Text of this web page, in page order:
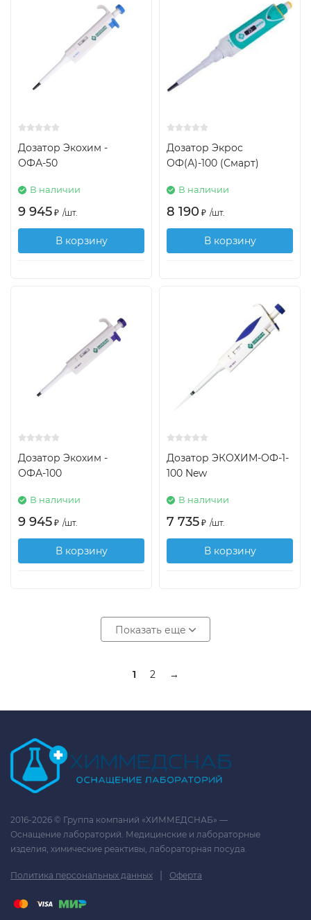
Дозатор Экохим -
ОФА-50
В наличии
9 945 ₽ /шт.
В корзину
Дозатор Экрос
ОФ(А)-100 (Смарт)
В наличии
8 190 ₽ /шт.
В корзину
Дозатор Экохим -
ОФА-100
В наличии
9 945 ₽ /шт.
В корзину
Дозатор ЭКОХИМ-ОФ-1-
100 New
В наличии
7 735 ₽ /шт.
В корзину
Показать еще
1 2 →
2016-2026 © Группа компаний «ХИММЕДСНАБ» —
Оснащение лабораторий. Медицинские и лабораторные
изделия, химические реактивы, лабораторная посуда.
Политика персональных данных | Оферта